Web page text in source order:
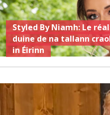
Styled By Niamh: Le
duine de na tallann
in Éirinn